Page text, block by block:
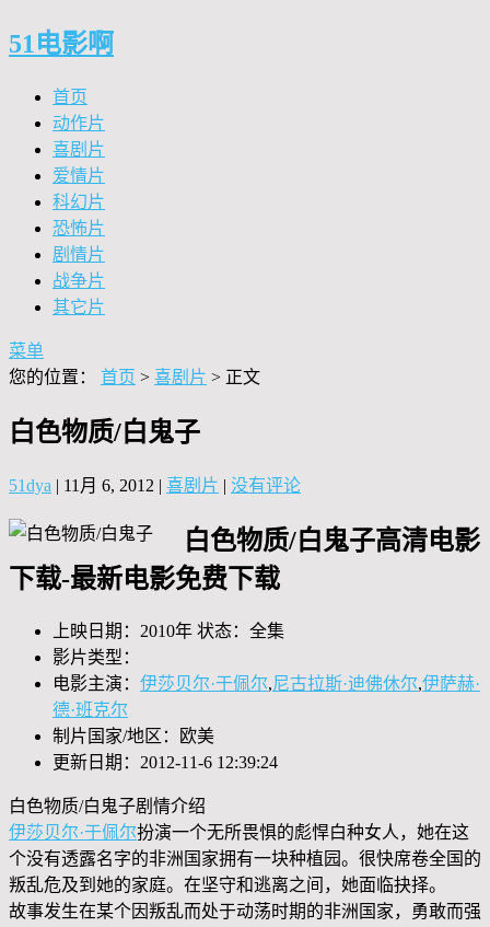
51电影啊
首页
动作片
喜剧片
爱情片
科幻片
恐怖片
剧情片
战争片
其它片
菜单
您的位置： 首页 > 喜剧片 > 正文
白色物质/白鬼子
51dya | 11月 6, 2012 | 喜剧片 | 没有评论
白色物质/白鬼子高清电影
下载-最新电影免费下载
上映日期：2010年 状态：全集
影片类型：
电影主演： 伊莎贝尔·于佩尔,尼古拉斯·迪佛休尔,伊萨赫·
德·班克尔
制片国家/地区：欧美
更新日期：2012-11-6 12:39:24
白色物质/白鬼子剧情介绍
伊莎贝尔·于佩尔扮演一个无所畏惧的彪悍白种女人，她在这
个没有透露名字的非洲国家拥有一块种植园。很快席卷全国的
叛乱危及到她的家庭。在坚守和逃离之间，她面临抉择。
故事发生在某个因叛乱而处于动荡时期的非洲国家，勇敢而强